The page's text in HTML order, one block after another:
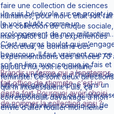
faire une collection de sciences
humaines, pour moi c’était soit
une collection de critique sociale,
mais plutôt sur des expériences
concrètes, le domaine des
expérimentations des années 70
aujourd’hui, soit le domaine
féministe. Ce sont deux directions
qui m’intéressaient. Puis, ça
correspondait davantage à mon
envie d’aller fouiller moi-même
Je suis bénévole sur ce projet, je
le vois plutôt comme un
prolongement de mon
C’est un gros boulot qui
beaucoup. Il faut vraiment que ce
soit en lien avec ce que je fais et
avec ma réflexion sur l’histoire
luttes en général. Je me sens un
peu amateure, mais ça
aussi de travailler comme ça, de
Brandir un terme qui a longtemps
fait office de stigmate, c’est un
geste fort. Pourquoi avoir choisi
de nommer la collection ainsi ?